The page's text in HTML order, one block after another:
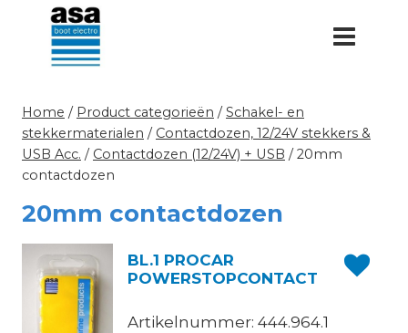
Doorgaan
inhoud
Home / Product categorieën / Schakel- en
stekkermaterialen / Contactdozen, 12/24V stekkers &
USB Acc. / Contactdozen (12/24V) + USB / 20mm
contactdozen
20mm contactdozen
BL.1 PROCAR
POWERSTOPCONTACT
Artikelnummer: 444.964.1